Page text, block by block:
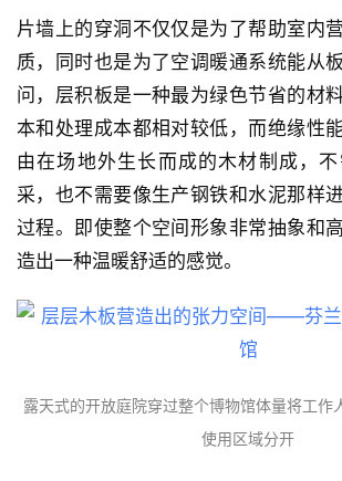
建
筑
设
计
设
片墙上的穿洞不仅仅是为了帮助室内
质，同时也是为了空调暖通系统能从
问，层积板是一种最为绿色节省的材
本和处理成本都相对较低，而绝缘性
由在场地外生长而成的木材制成，
采，也不需要像生产钢铁和水泥那样
过程。即使整个空间形象非常抽象和
造出一种温暖舒适的感觉。
露天式的开放庭院穿过整个博物馆体量将工作
使用区域分开